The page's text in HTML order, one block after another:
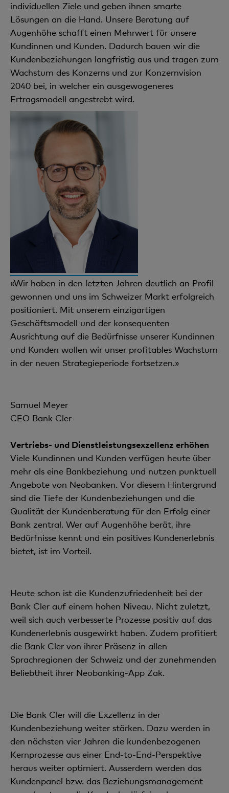
individuellen Ziele und geben ihnen smarte
Lösungen an die Hand. Unsere Beratung auf
Augenhöhe schafft einen Mehrwert für unsere
Kundinnen und Kunden. Dadurch bauen wir die
Kundenbeziehungen langfristig aus und tragen zum
Wachstum des Konzerns und zur Konzernvision
2040 bei, in welcher ein ausgewogeneres
Ertragsmodell angestrebt wird.
«Wir haben in den letzten Jahren deutlich an Profil
gewonnen und uns im Schweizer Markt erfolgreich
positioniert. Mit unserem einzigartigen
Geschäftsmodell und der konsequenten
Ausrichtung auf die Bedürfnisse unserer Kundinnen
und Kunden wollen wir unser profitables Wachstum
in der neuen Strategieperiode fortsetzen.»
Samuel Meyer
CEO Bank Cler
Vertriebs- und Dienstleistungsexzellenz erhöhen
Viele Kundinnen und Kunden verfügen heute über
mehr als eine Bankbeziehung und nutzen punktuell
Angebote von Neobanken. Vor diesem Hintergrund
sind die Tiefe der Kundenbeziehungen und die
Qualität der Kundenberatung für den Erfolg einer
Bank zentral. Wer auf Augenhöhe berät, ihre
Bedürfnisse kennt und ein positives Kundenerlebnis
bietet, ist im Vorteil.
Heute schon ist die Kundenzufriedenheit bei der
Bank Cler auf einem hohen Niveau. Nicht zuletzt,
weil sich auch verbesserte Prozesse positiv auf das
Kundenerlebnis ausgewirkt haben. Zudem profitiert
die Bank Cler von ihrer Präsenz in allen
Sprachregionen der Schweiz und der zunehmenden
Beliebtheit ihrer Neobanking-App Zak.
Die Bank Cler will die Exzellenz in der
Kundenbeziehung weiter stärken. Dazu werden in
den nächsten vier Jahren die kundenbezogenen
Kernprozesse aus einer End-to-End-Perspektive
heraus weiter optimiert. Ausserdem werden das
Kundenpanel bzw. das Beziehungsmanagement